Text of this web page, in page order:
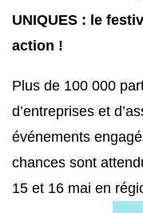
UNIQUES : le
action !
Plus de 100 000
d’entreprises et
événements
chances sont
15 et 16 mai en